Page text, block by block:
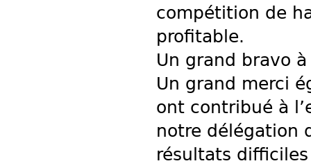
compétition de
profitable.
Un grand bravo
Un grand merci
ont contribué à
notre délégation
résultats